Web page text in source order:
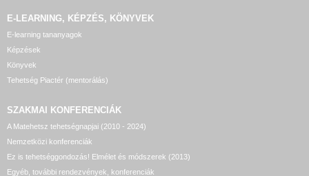
E-LEARNING, KÉPZÉS, KÖNYVEK
E-learning tananyagok
Képzések
Könyvek
Tehetség Piactér (mentorálás)
SZAKMAI KONFERENCIÁK
A Matehetsz tehetségnapjai (2010 - 2024)
Nemzetközi konferenciák
Ez is tehetséggondozás! Elmélet és módszerek (2013)
Egyéb, további rendezvények, konferenciák